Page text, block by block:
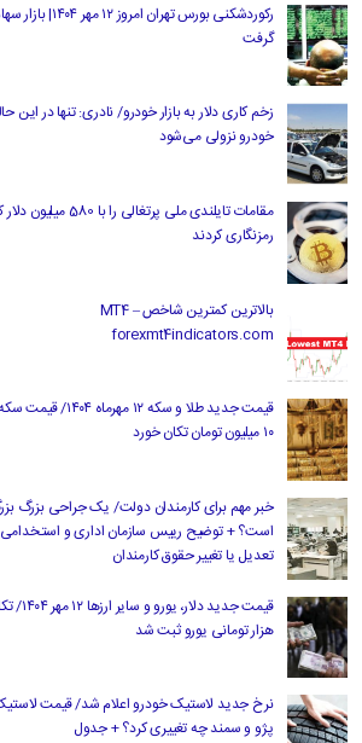
رکوردشکنی بورس تهران امروز
گرفت
زخم کاری دلار به بازار خودرو/ نادری: تنها در این
خودرو نزولی می‌شود
مقامات تایلندی ملی پرتغالی را
رمزنگاری کردند
بالاترین کمترین شاخص MT4 –
forexmt4indicators.com
قیمت جدید طلا و سکه ۱۲
۱۰ میلیون تومان تکان خورد
خبر مهم برای کارمندان دولت/ یک جراحی بزرگ
است؟ + توضیح رییس سازمان اداری و استخدامی
تعدیل یا تغییر حقوق کارمندان
قیمت جدید دلار،
هزار تومانی یورو ثبت شد
نرخ جدید لاستیک خودرو اعلام شد/ قیمت لاستیک
پژو و سمند چه تغییری کرد؟ + جدول